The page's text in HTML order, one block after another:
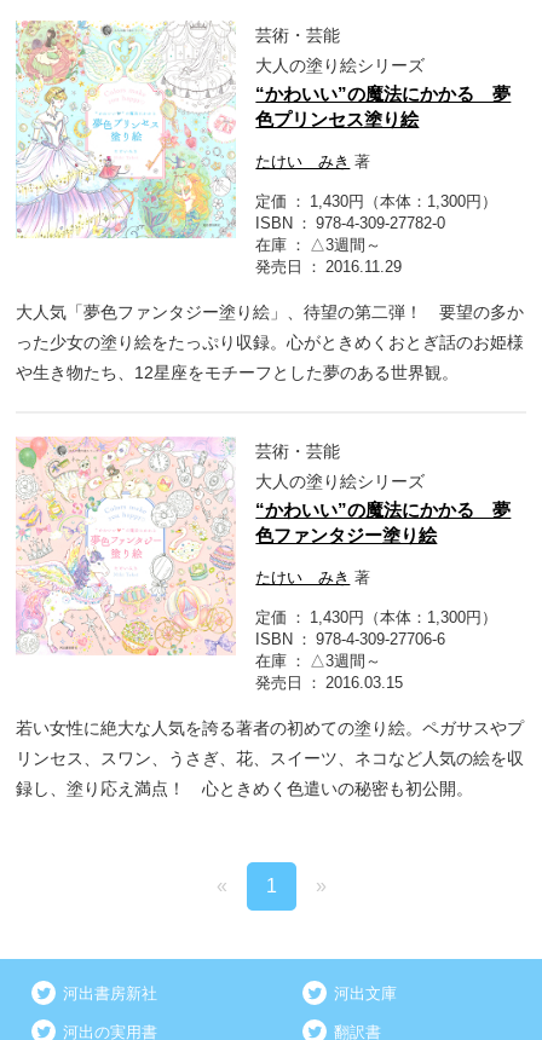
芸術・芸能
大人の塗り絵シリーズ
“かわいい”の魔法にかかる 夢
色プリンセス塗り絵
たけい みき 著
定価
1,430円（本体：1,300円）
ISBN
978-4-309-27782-0
在庫
△3週間～
発売日
2016.11.29
大人気「夢色ファンタジー塗り絵」、待望の第二弾！ 要望の多か
った少女の塗り絵をたっぷり収録。心がときめくおとぎ話のお姫様
や生き物たち、12星座をモチーフとした夢のある世界観。
芸術・芸能
大人の塗り絵シリーズ
“かわいい”の魔法にかかる 夢
色ファンタジー塗り絵
たけい みき 著
定価
1,430円（本体：1,300円）
ISBN
978-4-309-27706-6
在庫
△3週間～
発売日
2016.03.15
若い女性に絶大な人気を誇る著者の初めての塗り絵。ペガサスやプ
リンセス、スワン、うさぎ、花、スイーツ、ネコなど人気の絵を収
録し、塗り応え満点！ 心ときめく色遣いの秘密も初公開。
« 1 »
河出書房新社 河出文庫
河出の実用書 翻訳書